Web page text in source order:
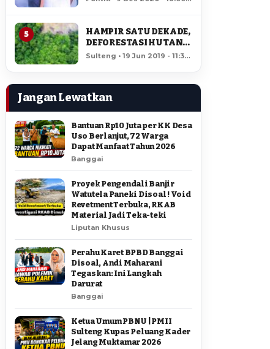
5
HAMPIR SATU DEKADE,
DEFORESTASI HUTAN
LORE LINDU MENCAPAI
Sulteng • 19 Jun 2019 - 11:34
Jangan Lewatkan
Bantuan Rp10 Juta per KK Desa
Uso Berlanjut, 72 Warga
Dapat Manfaat Tahun 2026
Banggai
Proyek Pengendali Banjir
Watutela Paneki Disoal ! Void
Revetment Terbuka, RKAB
Material Jadi Teka-teki
Liputan Khusus
Perahu Karet BPBD Banggai
Disoal, Andi Maharani
Tegaskan: Ini Langkah
Darurat
Banggai
Ketua Umum PBNU | PMII
Sulteng Kupas Peluang Kader
Jelang Muktamar 2026